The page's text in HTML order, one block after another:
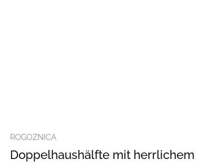
ROGOZNICA
Doppelhaushälfte mit herrlichem